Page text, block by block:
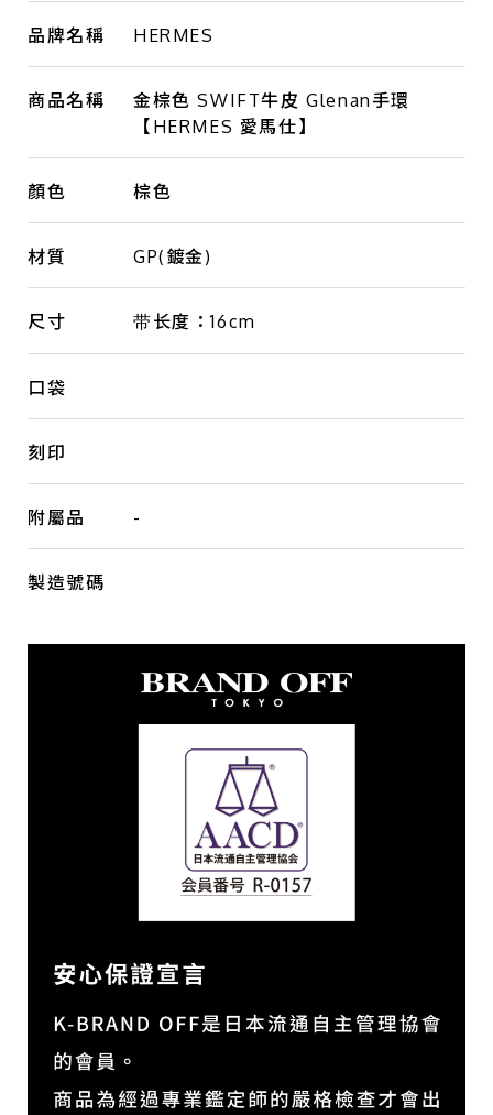
品牌名稱 HERMES
商品名稱
金棕色 SWIFT牛皮 Glenan手環
【HERMES 愛馬仕】
顏色 棕色
材質 GP(鍍金)
尺寸 带长度：16cm
口袋
刻印
附屬品 -
製造號碼